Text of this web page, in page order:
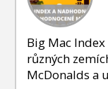
Big Mac
různých
McDonalds a